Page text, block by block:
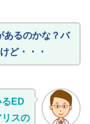
あるのかな？バ
ど・・・
ED
スの